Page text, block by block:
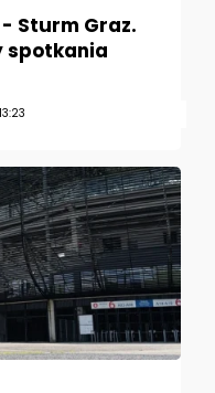
Sturm Graz.
spotkania